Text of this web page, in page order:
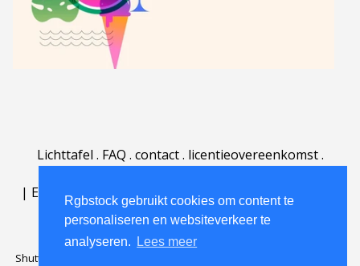
Rgbstock gebruikt cookies om content te
personaliseren en websiteverkeer te
analyseren.
Lees meer
Lichttafel . FAQ . contact. licentieovereenkomst.
| English | Deutsch Español | Português
Nederlands|
Shutterstock official partner of Rgbstock